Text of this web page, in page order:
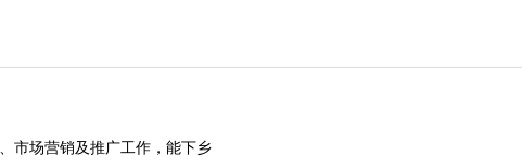
市场营销及推广工作，能下乡